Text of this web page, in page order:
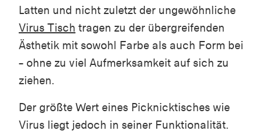
Latten und nicht zuletzt der ungewöhnliche
Virus Tisch tragen zu der übergreifenden
Ästhetik mit sowohl Farbe als auch Form bei
– ohne zu viel Aufmerksamkeit auf sich zu
ziehen.
Der größte Wert eines Picknicktisches wie
Virus liegt jedoch in seiner Funktionalität.